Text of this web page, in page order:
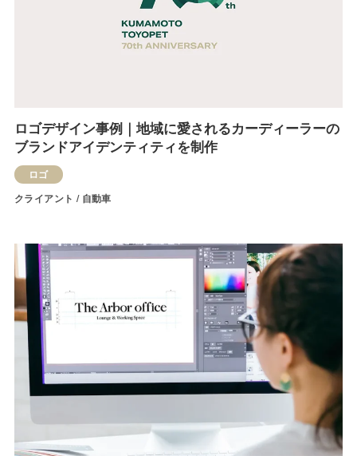
ロゴデザイン事例｜地域に愛されるカーディーラーの
ブランドアイデンティティを制作
ロゴ
クライアント / 自動車